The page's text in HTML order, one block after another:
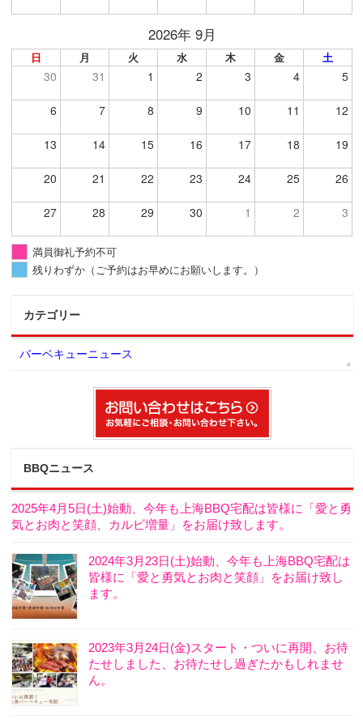
2026年 9月
日 月 火 水 木 金 土
30 31 1 2 3 4 5
6 7 8 9 10 11 12
13 14 15 16 17 18 19
20 21 22 23 24 25 26
27 28 29 30 1 2 3
満員御礼予約不可
残りわずか（ご予約はお早めにお願いします。）
カテゴリー
バーベキューニュース
BBQニュース
2025年4月5日(土)始動、今年も上海BBQ宅配は皆様に「愛と勇
気とお肉と笑顔、カルビ増量」をお届け致します。
2024年3月23日(土)始動、今年も上海BBQ宅配は
皆様に「愛と勇気とお肉と笑顔」をお届け致し
ます。
2023年3月24日(金)スタート・ついに再開、お待
たせしました、お待たせし過ぎたかもしれませ
ん。